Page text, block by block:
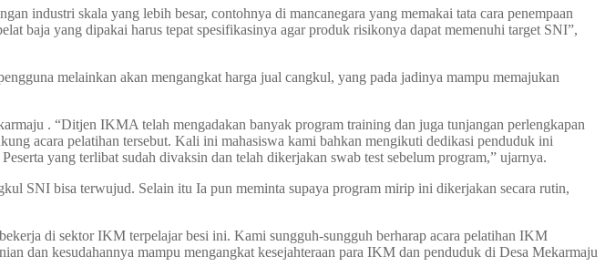
industri skala yang lebih besar, contohnya di mancanegara yang memakai tata cara penempaan
baja yang dipakai harus tepat spesifikasinya agar produk risikonya dapat memenuhi target SNI”,
melainkan akan mengangkat harga jual cangkul, yang pada jadinya mampu memajukan
. “Ditjen IKMA telah mengadakan banyak program training dan juga tunjangan perlengkapan
acara pelatihan tersebut. Kali ini mahasiswa kami bahkan mengikuti dedikasi penduduk ini
yang terlibat sudah divaksin dan telah dikerjakan swab test sebelum program,” ujarnya.
SNI bisa terwujud. Selain itu Ia pun meminta supaya program mirip ini dikerjakan secara rutin,
di sektor IKM terpelajar besi ini. Kami sungguh-sungguh berharap acara pelatihan IKM
dan kesudahannya mampu mengangkat kesejahteraan para IKM dan penduduk di Desa Mekarmaju